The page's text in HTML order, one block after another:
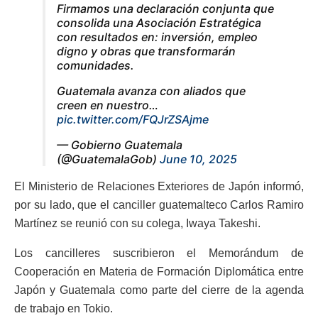
Firmamos una declaración conjunta que
consolida una Asociación Estratégica
con resultados en: inversión, empleo
digno y obras que transformarán
comunidades.
Guatemala avanza con aliados que
creen en nuestro…
pic.twitter.com/FQJrZSAjme
— Gobierno Guatemala
(@GuatemalaGob) June 10, 2025
El Ministerio de Relaciones Exteriores de Japón informó,
por su lado, que el canciller guatemalteco Carlos Ramiro
Martínez se reunió con su colega, Iwaya Takeshi.
Los cancilleres suscribieron el Memorándum de
Cooperación en Materia de Formación Diplomática entre
Japón y Guatemala como parte del cierre de la agenda
de trabajo en Tokio.